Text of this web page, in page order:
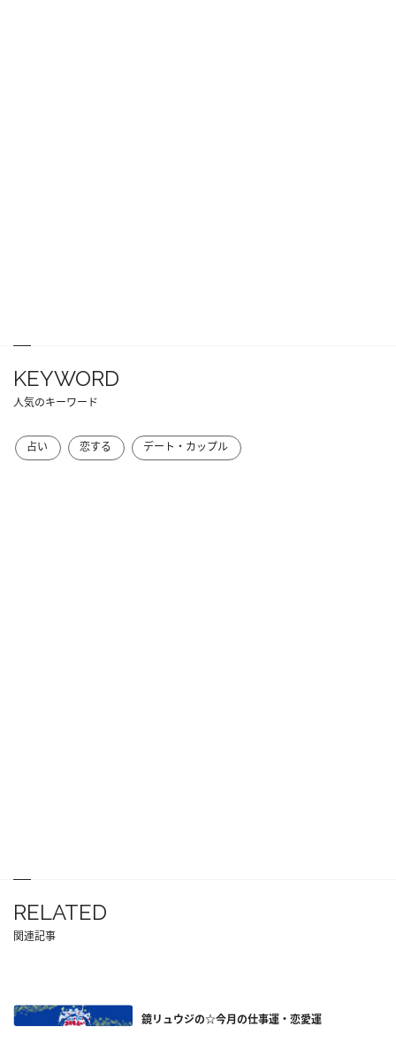
KEYWORD
人気のキーワード
占い 恋する デート・カップル
RELATED
関連記事
鏡リュウジの☆今月の仕事運・恋愛運